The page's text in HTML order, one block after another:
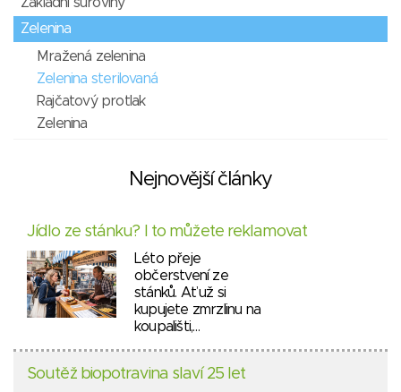
Základní suroviny
Zelenina
Mražená zelenina
Zelenina sterilovaná
Rajčatový protlak
Zelenina
Nejnovější články
Jídlo ze stánku? I to můžete reklamovat
Léto přeje
občerstvení ze
stánků. Ať už si
kupujete zmrzlinu na
koupališti,…
Soutěž biopotravina slaví 25 let